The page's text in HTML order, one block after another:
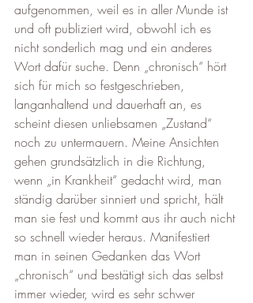
aufgenommen, weil es in aller Munde ist
und oft publiziert wird, obwohl ich es
nicht sonderlich mag und ein anderes
Wort dafür suche. Denn „chronisch“ hört
sich für mich so festgeschrieben,
langanhaltend und dauerhaft an, es
scheint diesen unliebsamen „Zustand“
noch zu untermauern. Meine Ansichten
gehen grundsätzlich in die Richtung,
wenn „in Krankheit“ gedacht wird, man
ständig darüber sinniert und spricht, hält
man sie fest und kommt aus ihr auch nicht
so schnell wieder heraus. Manifestiert
man in seinen Gedanken das Wort
„chronisch“ und bestätigt sich das selbst
immer wieder, wird es sehr schwer